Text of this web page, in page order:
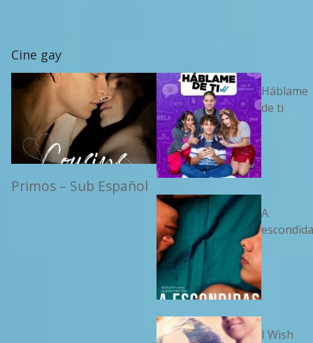
Cine gay
Primos – Sub Español
Háblame
de ti
A
I Wish